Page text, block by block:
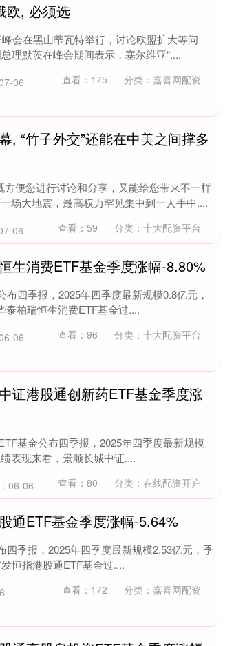
欧, 必须选
会在黑山蒂瓦特举行，讨论欧盟扩大等问
理默茨在峰会期间表示，塞尔维亚“....
06 查看： 175 分类： 嘉喜网配资
, “竹子外交”还能在中美之间撑多
便您进行讨论和分享，又能给您带来不一样
场大地震，最高权力罕见集中到一人手中....
06 查看： 59 分类： 十大配资平台
生消费ETF基金季度涨幅-8.80%
四季报，2025年四季度最新规模0.8亿元，
泰柏瑞恒生消费ETF基金过....
06 查看： 96 分类： 十大配资平台
证港股通创新药ETF基金季度涨
基金公布四季报，2025年四季度最新规模
表现来看，景顺长城中证....
06-06 查看： 80 分类： 在线配资开户
通ETF基金季度涨幅-5.64%
季报，2025年四季度最新规模2.53亿元，季
恒指港股通ETF基金过....
查看： 172 分类： 嘉喜网配资
4658.15 57.22 1.24%